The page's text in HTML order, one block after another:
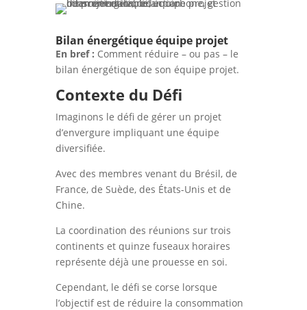
Bilan énergétique équipe projet
En bref : Comment réduire – ou pas – le
bilan énergétique de son équipe projet.
Contexte du Défi
Imaginons le défi de gérer un projet
d’envergure impliquant une équipe
diversifiée.
Avec des membres venant du Brésil, de
France, de Suède, des États-Unis et de
Chine.
La coordination des réunions sur trois
continents et quinze fuseaux horaires
représente déjà une prouesse en soi.
Cependant, le défi se corse lorsque
l’objectif est de réduire la consommation